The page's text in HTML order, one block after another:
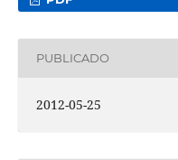
PUBLICADO
2012-05-25